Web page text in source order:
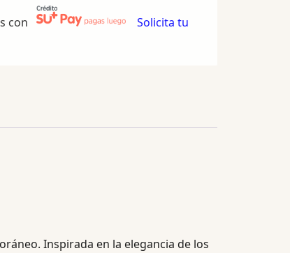
con
Solicita tu
Inspirada en la elegancia de los